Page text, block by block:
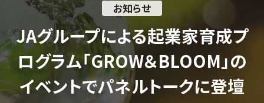
Recruit
資料請求はこちら
お問い合わせ
お知らせ
JAグループによる起業家育成プ
ログラム「GROW＆BLOOM」の
イベントでパネルトークに登壇